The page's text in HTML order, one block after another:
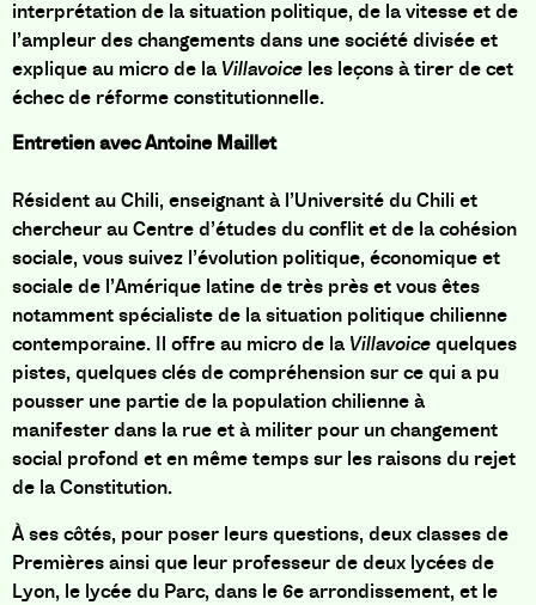
interprétation de la situation politique, de la vitesse et de
l’ampleur des changements dans une société divisée et
explique au micro de la Villavoice les leçons à tirer de cet
échec de réforme constitutionnelle.
Entretien avecAntoine Maillet
Résident au Chili, enseignant à l’Université du Chili et
chercheur au Centre d’études du conflit et de la cohésion
sociale, vous suivez l’évolution politique, économique et
sociale de l’Amérique latine de très près et vous êtes
notamment spécialiste de la situation politique chilienne
contemporaine. Il offre au micro de la Villavoice quelques
pistes, quelques clés de compréhension sur ce qui a pu
pousser une partie de la population chilienne à
manifester dans la rue et à militer pour un changement
social profond et en même temps sur les raisons du rejet
de la Constitution.
À ses côtés, pour poser leurs questions, deux classes de
Premières ainsi que leur professeur de deux lycées de
Lyon, le lycée du Parc, dans le 6e arrondissement, et le